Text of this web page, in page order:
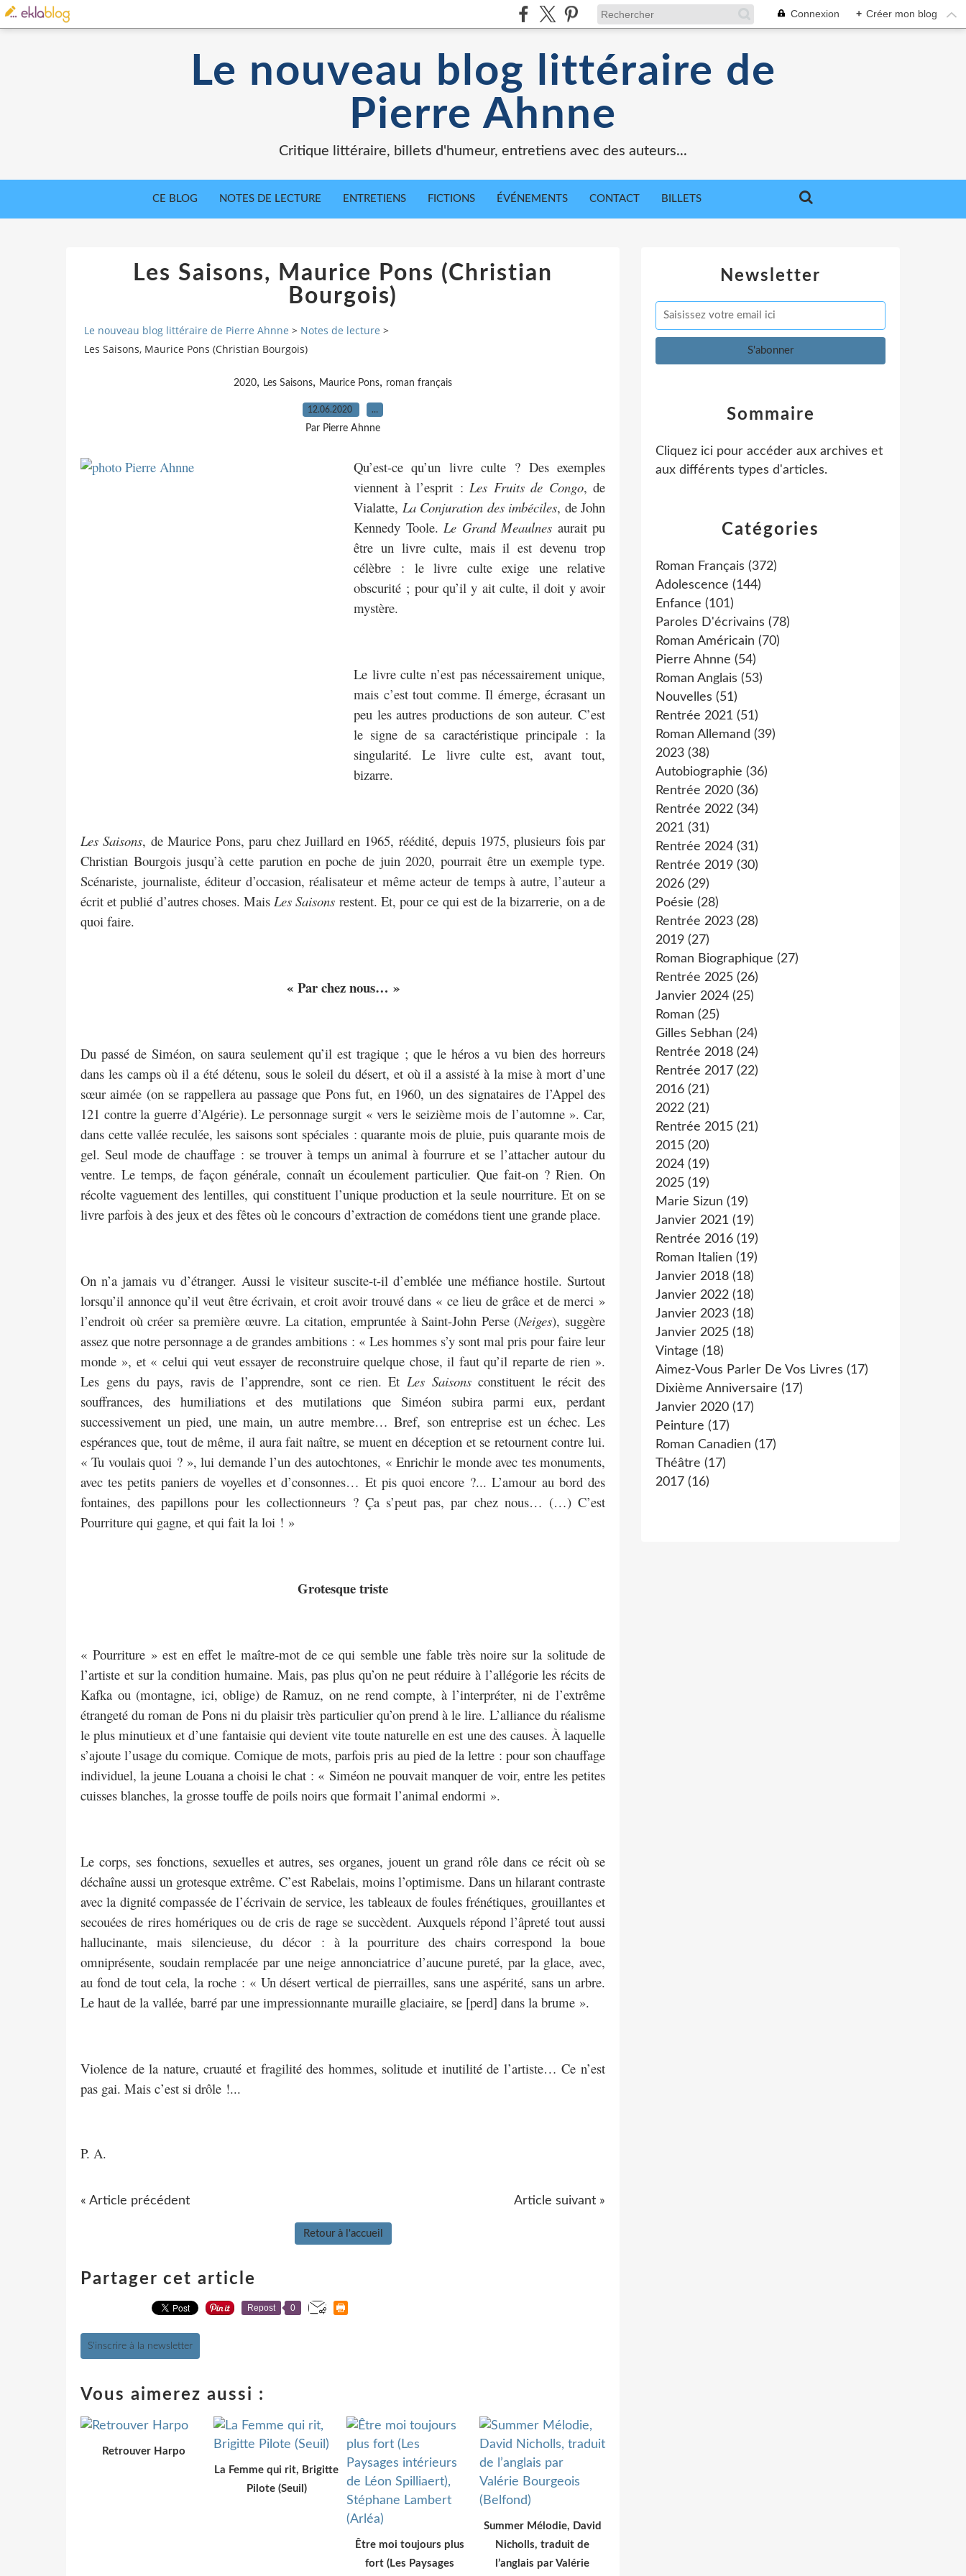
Connexion + Créer mon blog
Le nouveau blog littéraire de
Pierre Ahnne
Critique littéraire, billets d'humeur, entretiens avec des auteurs...
CE BLOG NOTES DE LECTURE ENTRETIENS FICTIONS ÉVÉNEMENTS CONTACT BILLETS
Les Saisons, Maurice Pons (Christian
Bourgois)
Le nouveau blog littéraire de Pierre Ahnne > Notes de lecture >
Les Saisons, Maurice Pons (Christian Bourgois)
2020, Les Saisons, Maurice Pons, roman français
12.06.2020 …
Par Pierre Ahnne
Qu’est-ce qu’un livre culte ? Des exemples
viennent à l’esprit : Les Fruits de Congo, de
Vialatte, La Conjuration des imbéciles, de John
Kennedy Toole. Le Grand Meaulnes aurait pu
être un livre culte, mais il est devenu trop
célèbre : le livre culte exige une relative
obscurité ; pour qu’il y ait culte, il doit y avoir
mystère.
Le livre culte n’est pas nécessairement unique,
mais c’est tout comme. Il émerge, écrasant un
peu les autres productions de son auteur. C’est
le signe de sa caractéristique principale : la
singularité. Le livre culte est, avant tout,
bizarre.
Les Saisons, de Maurice Pons, paru chez Juillard en 1965, réédité, depuis 1975, plusieurs fois par
Christian Bourgois jusqu’à cette parution en poche de juin 2020, pourrait être un exemple type.
Scénariste, journaliste, éditeur d’occasion, réalisateur et même acteur de temps à autre, l’auteur a
écrit et publié d’autres choses. Mais Les Saisons restent. Et, pour ce qui est de la bizarrerie, on a de
quoi faire.
« Par chez nous… »
Du passé de Siméon, on saura seulement qu’il est tragique ; que le héros a vu bien des horreurs
dans les camps où il a été détenu, sous le soleil du désert, et où il a assisté à la mise à mort d’une
sœur aimée (on se rappellera au passage que Pons fut, en 1960, un des signataires de l’Appel des
121 contre la guerre d’Algérie). Le personnage surgit « vers le seizième mois de l’automne ». Car,
dans cette vallée reculée, les saisons sont spéciales : quarante mois de pluie, puis quarante mois de
gel. Seul mode de chauffage : se trouver à temps un animal à fourrure et se l’attacher autour du
ventre. Le temps, de façon générale, connaît un écoulement particulier. Que fait-on ? Rien. On
récolte vaguement des lentilles, qui constituent l’unique production et la seule nourriture. Et on se
livre parfois à des jeux et des fêtes où le concours d’extraction de comédons tient une grande place.
On n’a jamais vu d’étranger. Aussi le visiteur suscite-t-il d’emblée une méfiance hostile. Surtout
lorsqu’il annonce qu’il veut être écrivain, et croit avoir trouvé dans « ce lieu de grâce et de merci »
l’endroit où créer sa première œuvre. La citation, empruntée à Saint-John Perse (Neiges), suggère
assez que notre personnage a de grandes ambitions : « Les hommes s’y sont mal pris pour faire leur
monde », et « celui qui veut essayer de reconstruire quelque chose, il faut qu’il reparte de rien ».
Les gens du pays, ravis de l’apprendre, sont ce rien. Et Les Saisonsconstituent le récit des
souffrances, des humiliations et des mutilations que Siméon subira parmi eux, perdant
successivement un pied, une main, un autre membre… Bref, son entreprise est un échec. Les
espérances que, tout de même, il aura fait naître, se muent en déception et se retournent contre lui.
« Tu voulais quoi ? », lui demande l’un des autochtones, « Enrichir le monde avec tes monuments,
avec tes petits paniers de voyelles et d’consonnes… Et pis quoi encore ?... L’amour au bord des
fontaines, des papillons pour les collectionneurs ? Ça s’peut pas, par chez nous… (…) C’est
Pourriture qui gagne, et qui fait la loi ! »
Grotesque triste
« Pourriture » est en effet le maître-mot de ce qui semble une fable très noire sur la solitude de
l’artiste et sur la condition humaine. Mais, pas plus qu’on ne peut réduire à l’allégorie les récits de
Kafka ou (montagne, ici, oblige) de Ramuz, on ne rend compte, à l’interpréter, ni de l’extrême
étrangeté du roman de Pons ni du plaisir très particulier qu’on prend à le lire. L’alliance du réalisme
le plus minutieux et d’une fantaisie qui devient vite toute naturelle en est une des causes. À laquelle
s’ajoute l’usage du comique. Comique de mots, parfois pris au pied de la lettre : pour son chauffage
individuel, la jeune Louana a choisi le chat : « Siméon ne pouvait manquer de voir, entre les petites
cuisses blanches, la grosse touffe de poils noirs que formait l’animal endormi ».
Le corps, ses fonctions, sexuelles et autres, ses organes, jouent un grand rôle dans ce récit où se
déchaîne aussi un grotesque extrême. C’est Rabelais, moins l’optimisme. Dans un hilarant contraste
avec la dignité compassée de l’écrivain de service, les tableaux de foules frénétiques, grouillantes et
secouées de rires homériques ou de cris de rage se succèdent. Auxquels répond l’âpreté tout aussi
hallucinante, mais silencieuse, du décor : à la pourriture des chairs correspond la boue
omniprésente, soudain remplacée par une neige annonciatrice d’aucune pureté, par la glace, avec,
au fond de tout cela, la roche : « Un désert vertical de pierrailles, sans une aspérité, sans un arbre.
Le haut de la vallée, barré par une impressionnante muraille glaciaire, se [perd] dans la brume ».
Violence de la nature, cruauté et fragilité des hommes, solitude et inutilité de l’artiste… Ce n’est
pas gai. Mais c’est si drôle !...
P. A.
« Article précédent Article suivant »
Retour à l'accueil
Partager cet article
Repost 0
S'inscrire à la newsletter
Vous aimerez aussi :
Retrouver Harpo
La Femme qui rit, Brigitte
Pilote (Seuil)
Être moi toujours plus
fort (Les Paysages
Summer Mélodie, David
Nicholls, traduit de
l’anglais par Valérie
Newsletter
Catégories
Roman Français (372)
Adolescence (144)
Enfance (101)
Paroles D'écrivains (78)
Roman Américain (70)
Pierre Ahnne (54)
Roman Anglais (53)
Nouvelles (51)
Rentrée 2021 (51)
Roman Allemand (39)
2023 (38)
Autobiographie (36)
Rentrée 2020 (36)
Rentrée 2022 (34)
2021 (31)
Rentrée 2024 (31)
Rentrée 2019 (30)
2026 (29)
Poésie (28)
Rentrée 2023 (28)
2019 (27)
Roman Biographique (27)
Rentrée 2025 (26)
Janvier 2024 (25)
Roman (25)
Gilles Sebhan (24)
Rentrée 2018 (24)
Rentrée 2017 (22)
2016 (21)
2022 (21)
Rentrée 2015 (21)
2015 (20)
2024 (19)
2025 (19)
Marie Sizun (19)
Janvier 2021 (19)
Rentrée 2016 (19)
Roman Italien (19)
Janvier 2018 (18)
Janvier 2022 (18)
Janvier 2023 (18)
Janvier 2025 (18)
Vintage (18)
Aimez-Vous Parler De Vos Livres (17)
Dixième Anniversaire (17)
Janvier 2020 (17)
Peinture (17)
Roman Canadien (17)
Théâtre (17)
2017 (16)
Sommaire
Cliquez ici pour accéder aux archives et
aux différents types d'articles.